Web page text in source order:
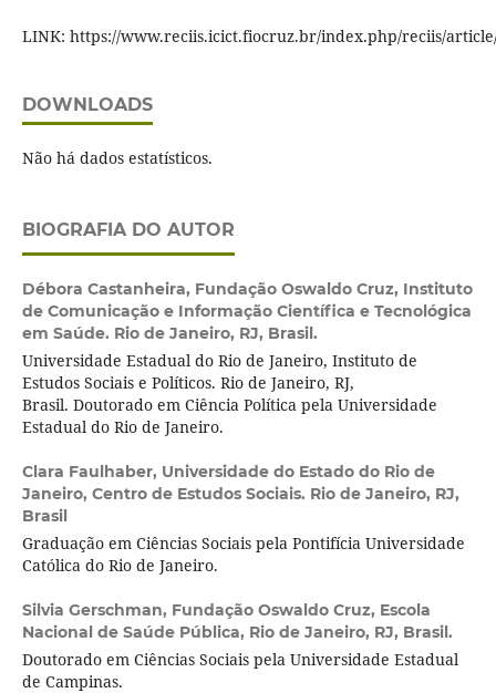
LINK: https://www.reciis.icict.fiocruz.br/index.php/reciis/
DOWNLOADS
Não há dados estatísticos.
BIOGRAFIA DO AUTOR
Débora Castanheira, Fundação Oswaldo Cruz, Instituto
de Comunicação e Informação Científica e Tecnológica
em Saúde. Rio de Janeiro, RJ, Brasil.
Universidade Estadual do Rio de Janeiro, Instituto de
Estudos Sociais e Políticos. Rio de Janeiro, RJ,
Brasil. Doutorado em Ciência Política pela Universidade
Estadual do Rio de Janeiro.
Clara Faulhaber, Universidade do Estado do Rio de
Janeiro, Centro de Estudos Sociais. Rio de Janeiro, RJ,
Brasil
Graduação em Ciências Sociais pela Pontifícia Universidade
Católica do Rio de Janeiro.
Silvia Gerschman, Fundação Oswaldo Cruz, Escola
Nacional de Saúde Pública, Rio de Janeiro, RJ, Brasil.
Doutorado em Ciências Sociais pela Universidade Estadual
de Campinas.